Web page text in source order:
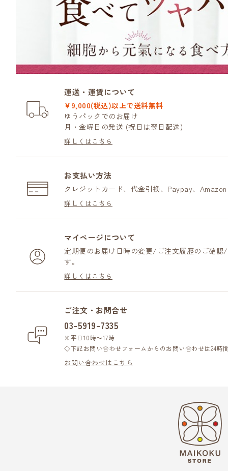
運送・運賃について
¥9,000(税込)以上で送料無料
ゆうパックでのお届け
月・金曜日の発送 (祝日は翌日配送)
詳しくはこちら
お支払い方法
クレジットカード、代金引換、Paypay、
詳しくはこちら
マイページについて
定期便のお届け日時の変更/ご注文履歴のご確
す。
詳しくはこちら
ご注文・お問合せ
03-5919-7335
※平日10時～17時
◇下記お問い合わせフォームからのお問い合わせは24時
お問い合わせはこちら